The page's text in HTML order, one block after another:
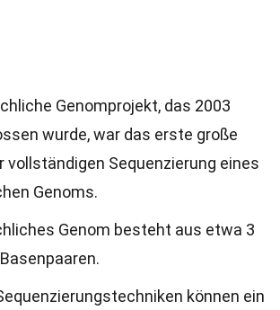
Genomprojekt, das 2003
wurde, war das erste große
vollständigen Sequenzierung eines
Genoms.
Genom besteht aus etwa 3
können ein